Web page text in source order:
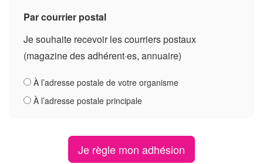
Par courrier postal
Je souhaite recevoir les courriers postaux
(magazine des adhérent·es, annuaire)
À l’adresse postale de votre organisme
À l’adresse postale principale